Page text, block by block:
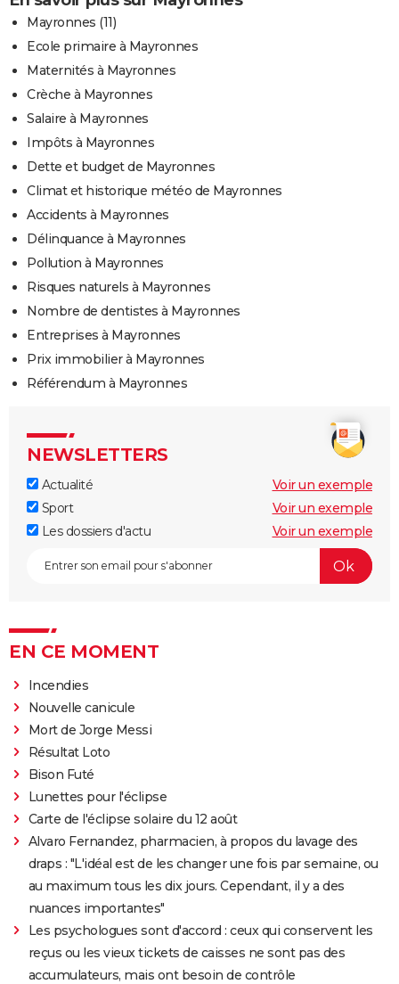
Mayronnes (11)
Ecole primaire à Mayronnes
Maternités à Mayronnes
Crèche à Mayronnes
Salaire à Mayronnes
Impôts à Mayronnes
Dette et budget de Mayronnes
Climat et historique météo de Mayronnes
Accidents à Mayronnes
Délinquance à Mayronnes
Pollution à Mayronnes
Risques naturels à Mayronnes
Nombre de dentistes à Mayronnes
Entreprises à Mayronnes
Prix immobilier à Mayronnes
Référendum à Mayronnes
NEWSLETTERS
Actualité
Voir un exemple
Sport
Voir un exemple
Les dossiers d'actu
Voir un exemple
EN CE MOMENT
Incendies
Nouvelle canicule
Mort de Jorge Messi
Résultat Loto
Bison Futé
Lunettes pour l'éclipse
Carte de l'éclipse solaire du 12 août
Alvaro Fernandez, pharmacien, à propos du lavage des
draps : "L'idéal est de les changer une fois par semaine, ou
au maximum tous les dix jours. Cependant, il y a des
nuances importantes"
Les psychologues sont d'accord : ceux qui conservent les
reçus ou les vieux tickets de caisses ne sont pas des
accumulateurs, mais ont besoin de contrôle